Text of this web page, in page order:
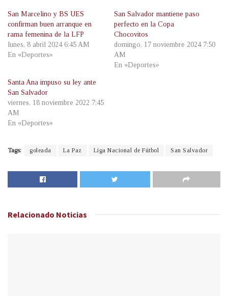
San Marcelino y BS UES
confirman buen arranque en
rama femenina de la LFP
lunes, 8 abril 2024 6:45 AM
En «Deportes»
San Salvador mantiene paso
perfecto en la Copa
Chocovitos
domingo, 17 noviembre 2024 7:50
AM
En «Deportes»
Santa Ana impuso su ley ante
San Salvador
viernes, 18 noviembre 2022 7:45
AM
En «Deportes»
Tags: goleada La Paz Liga Nacional de Fútbol San Salvador
Relacionado Noticias